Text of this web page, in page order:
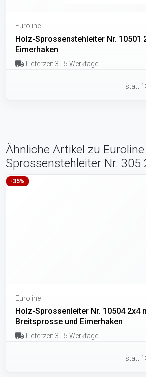
Euroline
Holz-Sprossenstehleiter Nr. 10501
Eimerhaken
Lieferzeit 3 - 5 Werktage
statt
Ähnliche Artikel zu
Sprossenstehleiter Nr. 305
-35%
Euroline
Holz-Sprossenleiter Nr. 10504 2x4
Breitsprosse und Eimerhaken
Lieferzeit 3 - 5 Werktage
statt